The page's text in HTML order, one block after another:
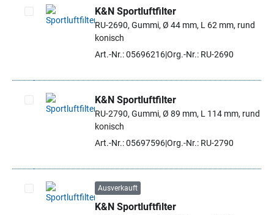
Artikel auswählen
K&N Sportluftfilter
RU-2690, Gummi, Ø 44 mm, L 62 mm, rund
konisch
Art.-Nr.: 05696216Org.-Nr.: RU-2690
Artikel auswählen
K&N Sportluftfilter
RU-2790, Gummi, Ø 89 mm, L 114 mm, rund
konisch
Art.-Nr.: 05697596Org.-Nr.: RU-2790
Ausverkauft
K&N Sportluftfilter